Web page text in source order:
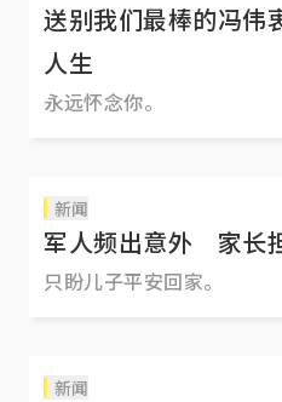
送别我们最棒的冯
人生
永远怀念你。
新闻
军人频出意外 家长
只盼儿子平安回家。
新闻